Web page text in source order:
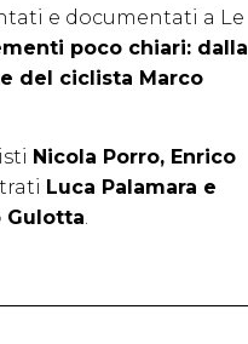
e documentati a Le
poco chiari: dalla
del ciclista Marco
Nicola Porro, Enrico
Luca Palamara e
Gulotta